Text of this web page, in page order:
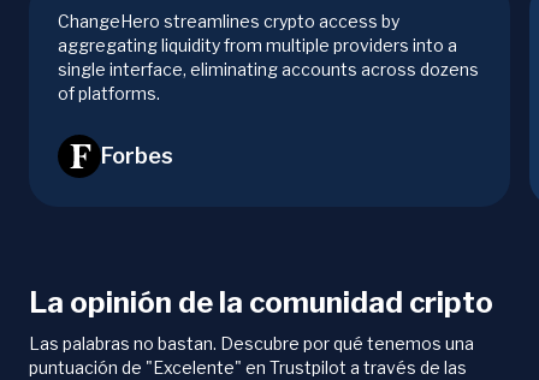
ChangeHero streamlines crypto access by
aggregating liquidity from multiple providers into a
single interface, eliminating accounts across dozens
of platforms.
Forbes
La opinión de la comunidad cripto
Las palabras no bastan. Descubre por qué tenemos una
puntuación de "Excelente" en Trustpilot a través de las